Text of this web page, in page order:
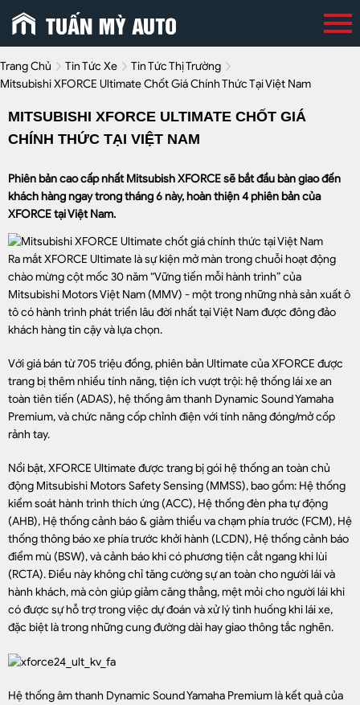
Trang Chủ Tin Tức Xe
Tin Tức Thị Trường
Mitsubishi XFORCE Ultimate Chốt Giá Chính Thức Tại Việt Nam
MITSUBISHI XFORCE ULTIMATE CHỐT GIÁ
CHÍNH THỨC TẠI VIỆT NAM
Phiên bản cao cấp nhất Mitsubish XFORCE sẽ bắt đầu bàn giao đến
khách hàng ngay trong tháng 6 này, hoàn thiện 4 phiên bản của
XFORCE tại Việt Nam.
Ra mắt XFORCE Ultimate là sự kiện mở màn trong chuỗi hoạt động
chào mừng cột mốc 30 năm “Vững tiến mỗi hành trình” của
Mitsubishi Motors Việt Nam (MMV) - một trong những nhà sản xuất ô
tô có hành trình phát triển lâu đời nhất tại Việt Nam được đông đảo
khách hàng tin cậy và lựa chọn.
Với giá bán từ 705 triệu đồng, phiên bản Ultimate của XFORCE được
trang bị thêm nhiều tính năng, tiện ích vượt trội: hệ thống lái xe an
toàn tiên tiến (ADAS), hệ thống âm thanh Dynamic Sound Yamaha
Premium, và chức năng cốp chỉnh điện với tính năng đóng/mở cốp
rảnh tay.
Nổi bật, XFORCE Ultimate được trang bị gói hệ thống an toàn chủ
động Mitsubishi Motors Safety Sensing (MMSS), bao gồm: Hệ thống
kiểm soát hành trình thích ứng (ACC), Hệ thống đèn pha tự động
(AHB), Hệ thống cảnh báo & giảm thiểu va chạm phía trước (FCM), Hệ
thống thông báo xe phía trước khởi hành (LCDN), Hệ thống cảnh báo
điểm mù (BSW), và cảnh báo khi có phương tiện cắt ngang khi lùi
(RCTA). Điều này không chỉ tăng cường sự an toàn cho người lái và
hành khách, mà còn giúp giảm căng thẳng, mệt mỏi cho người lái khi
có được sự hỗ trợ trong việc dự đoán và xử lý tình huống khi lái xe,
đặc biệt là trong những cung đường dài hay giao thông tắc nghẽn.
Hệ thống âm thanh Dynamic Sound Yamaha Premium là kết quả của